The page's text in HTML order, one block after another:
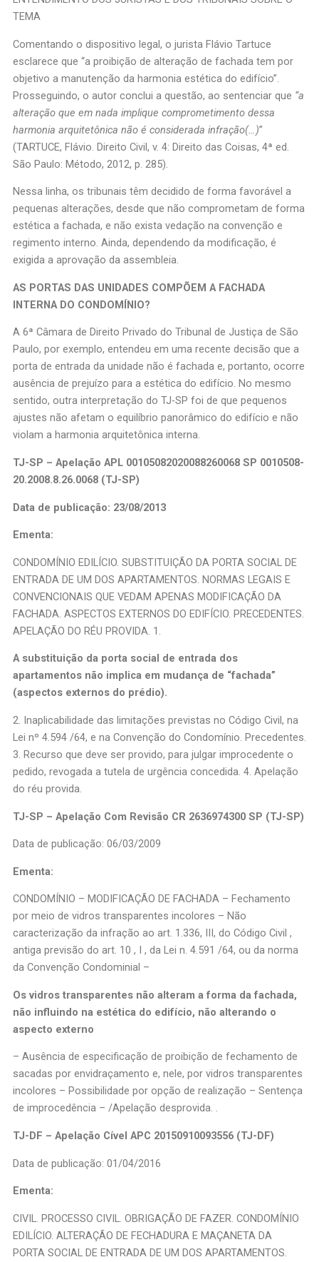
TEMA
Comentando o dispositivo legal, o jurista Flávio Tartuce
esclarece que “a proibição de alteração de fachada tem por
objetivo a manutenção da harmonia estética do edifício”.
Prosseguindo, o autor conclui a questão, ao sentenciar que “a
alteração que em nada implique comprometimento dessa
harmonia arquitetônica não é considerada infração(…)”
(TARTUCE, Flávio. Direito Civil, v. 4: Direito das Coisas, 4ª ed.
São Paulo: Método, 2012, p. 285).
Nessa linha, os tribunais têm decidido de forma favorável a
pequenas alterações, desde que não comprometam de forma
estética a fachada, e não exista vedação na convenção e
regimento interno. Ainda, dependendo da modificação, é
exigida a aprovação da assembleia.
AS PORTAS DAS UNIDADES COMPÕEM A FACHADA
INTERNA DO CONDOMÍNIO?
A 6ª Câmara de Direito Privado do Tribunal de Justiça de São
Paulo, por exemplo, entendeu em uma recente decisão que a
porta de entrada da unidade não é fachada e, portanto, ocorre
ausência de prejuízo para a estética do edifício. No mesmo
sentido, outra interpretação do TJ-SP foi de que pequenos
ajustes não afetam o equilíbrio panorâmico do edifício e não
violam a harmonia arquitetônica interna.
TJ-SP – Apelação APL 00105082020088260068 SP 0010508-
20.2008.8.26.0068 (TJ-SP)
Data de publicação: 23/08/2013
Ementa:
CONDOMÍNIO EDILÍCIO. SUBSTITUIÇÃO DA PORTA SOCIAL DE
ENTRADA DE UM DOS APARTAMENTOS. NORMAS LEGAIS E
CONVENCIONAIS QUE VEDAM APENAS MODIFICAÇÃO DA
FACHADA. ASPECTOS EXTERNOS DO EDIFÍCIO. PRECEDENTES.
APELAÇÃO DO RÉU PROVIDA. 1.
A substituição da porta social de entrada dos
apartamentos não implica em mudança de “fachada”
(aspectos externos do prédio).
2. Inaplicabilidade das limitações previstas no Código Civil, na
Lei nº 4.594 /64, e na Convenção do Condomínio. Precedentes.
3. Recurso que deve ser provido, para julgar improcedente o
pedido, revogada a tutela de urgência concedida. 4. Apelação
do réu provida.
TJ-SP – Apelação Com Revisão CR 2636974300 SP (TJ-SP)
Data de publicação: 06/03/2009
Ementa:
CONDOMÍNIO – MODIFICAÇÃO DE FACHADA – Fechamento
por meio de vidros transparentes incolores – Não
caracterização da infração ao art. 1.336, III, do Código Civil ,
antiga previsão do art. 10 , I , da Lei n. 4.591 /64, ou da norma
da Convenção Condominial –
Os vidros transparentes não alteram a forma da fachada,
não influindo na estética do edifício, não alterando o
aspecto externo
– Ausência de especificação de proibição de fechamento de
sacadas por envidraçamento e, nele, por vidros transparentes
incolores – Possibilidade por opção de realização – Sentença
de improcedência – /Apelação desprovida. .
TJ-DF – Apelação Cível APC 20150910093556 (TJ-DF)
Data de publicação: 01/04/2016
Ementa:
CIVIL. PROCESSO CIVIL. OBRIGAÇÃO DE FAZER. CONDOMÍNIO
EDILÍCIO. ALTERAÇÃO DE FECHADURA E MAÇANETA DA
PORTA SOCIAL DE ENTRADA DE UM DOS APARTAMENTOS.